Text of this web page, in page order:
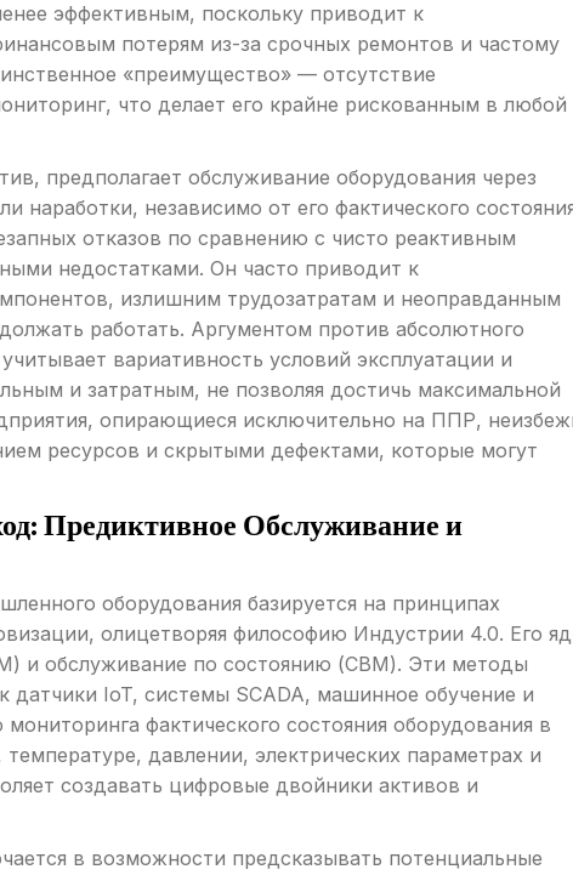
эффективным, поскольку приводит к
потерям из-за срочных ремонтов и частому
«преимущество» — отсутствие
что делает его крайне рискованным в любой
предполагает обслуживание оборудования через
наработки, независимо от его фактического
отказов по сравнению с чисто реактивным
недостатками. Он часто приводит к
излишним трудозатратам и неоправданным
работать. Аргументом против абсолютного
вариативность условий эксплуатации и
и затратным, не позволяя достичь максимальной
опирающиеся исключительно на ППР,
ресурсов и скрытыми дефектами, которые могут
Предиктивное Обслуживание и
оборудования базируется на принципах
олицетворяя философию Индустрии 4.0. Его
и обслуживание по состоянию (CBM). Эти методы
датчики IoT, системы SCADA, машинное обучение и
фактического состояния оборудования в
давлении, электрических параметрах и
создавать цифровые двойники активов и
в возможности предсказывать потенциальные